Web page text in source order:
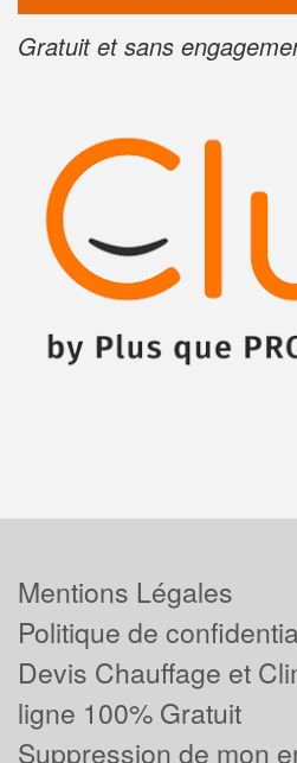
Gratuit et sans
Mentions Légales
Politique de
Devis Chauffage et
ligne 100% Gratuit
Suppression de mon